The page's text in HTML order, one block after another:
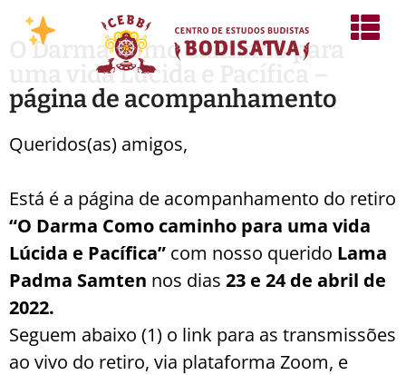
O Darma Como caminho para
uma vida Lúcida e Pacífica –
página de acompanhamento
Queridos(as) amigos,
Está é a página de acompanhamento do retiro
“O Darma Como caminho para uma vida
Lúcida e Pacífica” com nosso querido Lama
Padma Samten nos dias 23 e 24 de abril de
2022.
Seguem abaixo (1) o link para as transmissões
ao vivo do retiro, via plataforma Zoom, e